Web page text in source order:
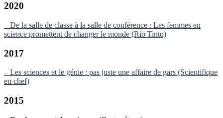
2020
– De la salle de classe à la salle de conférence : Les femmes en
science promettent de changer le monde (Rio Tinto)
2017
– Les sciences et le génie : pas juste une affaire de gars (Scientifique
en chef)
2015